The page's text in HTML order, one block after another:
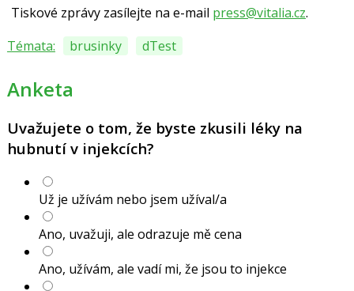
Tiskové zprávy zasílejte na e-mail press@vitalia.cz.
Témata:
brusinky dTest
Anketa
Uvažujete o tom, že byste zkusili léky na
hubnutí v injekcích?
Už je užívám nebo jsem užíval/a
Ano, uvažuji, ale odrazuje mě cena
Ano, užívám, ale vadí mi, že jsou to injekce